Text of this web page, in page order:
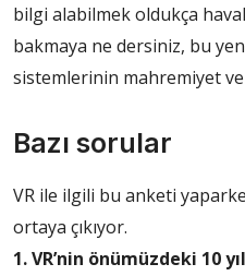
bilgi alabilmek oldukça
bakmaya ne dersiniz, bu
sistemlerinin mahremiyet
Bazı sorular
VR ile ilgili bu anketi
ortaya çıkıyor.
1. VR’nin önümüzdeki 10